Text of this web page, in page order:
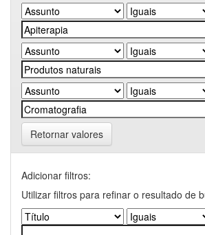
Retornar valores
Adicionar filtros:
Utilizar filtros para refinar o resultado de